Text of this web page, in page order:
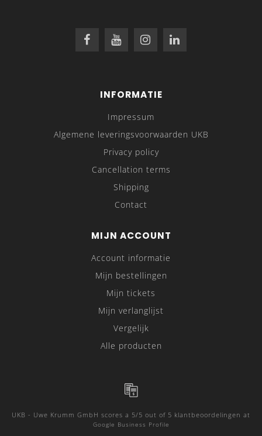
INFORMATIE
Impressum
Algemene leveringsvoorwaarden UKB
Privacy policy
Cancellation terms
Shipping
Contact
MIJN ACCOUNT
Account informatie
Mijn bestellingen
Mijn tickets
Mijn verlanglijst
Vergelijk
Alle producten
UKB - Uwe Krumm GmbH scores a 5/5 out of 5 klantbeoordelingen at
Google Business Profile